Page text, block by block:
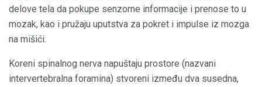
delove tela da pokupe senzorne informacije i prenose to u
mozak, kao i pružaju uputstva za pokret i impulse iz mozga
na mišići.
Koreni spinalnog nerva napuštaju prostore (nazvani
intervertebralna foramina) stvoreni između dva susedna,